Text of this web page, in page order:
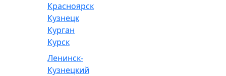
Красноярск
Кузнецк
Курган
Курск
Ленинск-
Кузнецкий